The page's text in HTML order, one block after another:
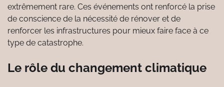
extrêmement rare. Ces événements ont renforcé la prise
de conscience de la nécessité de rénover et de
renforcer les infrastructures pour mieux faire face à ce
type de catastrophe.
Le rôle du changement climatique